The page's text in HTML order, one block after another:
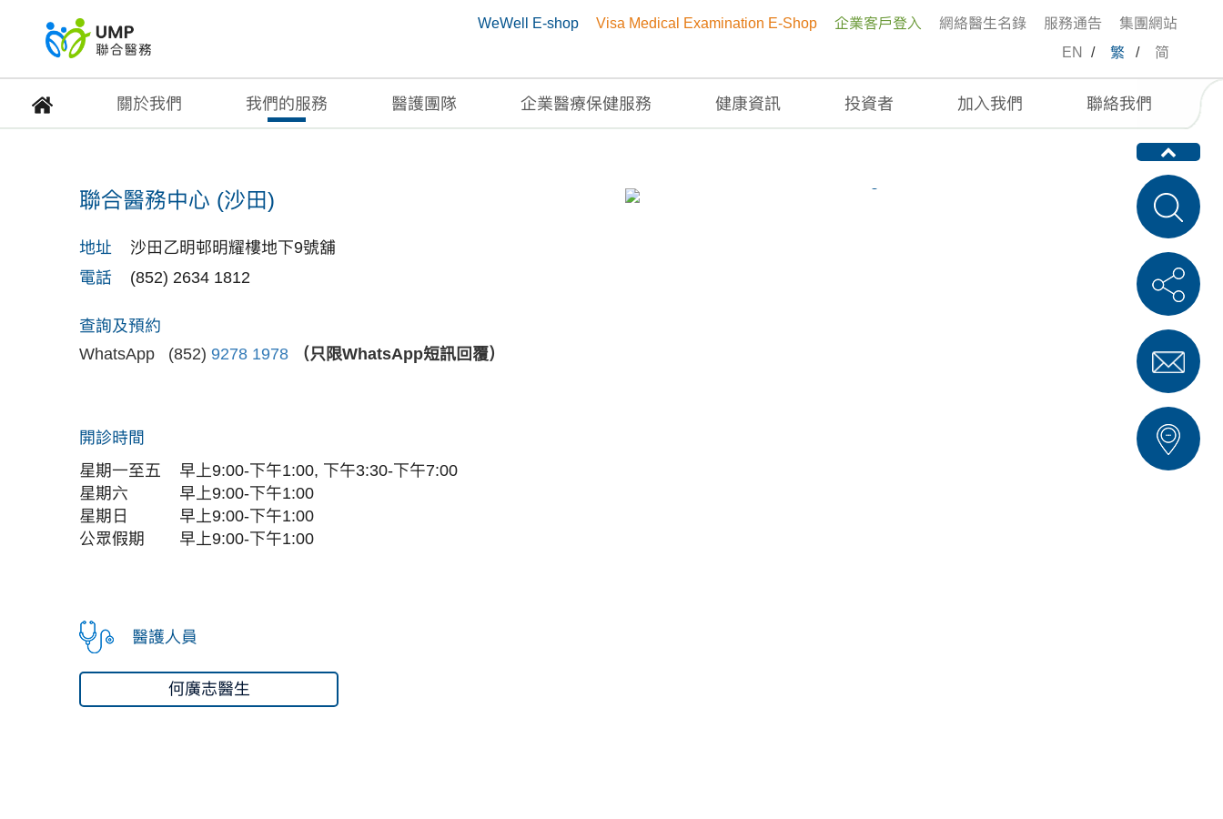
WeWell E-shop Visa Medical Examination E-Shop 企業客戶登入 網絡醫生名錄 服務通告
集團網站
EN
/ 繁 / 简
關於我們 我們的服務 醫護團隊 企業醫療保健服務 健康資訊 投資者 加入我們 聯絡我們
聯合醫務中心 (沙田)
聯合醫務中心 (沙田)
地址
沙田乙明邨明耀樓地下9號舖
電話
(852) 2634 1812
查詢及預約
WhatsApp (852) 9278 1978 （只限WhatsApp短訊回覆）
開診時間
星期一至五
早上9:00-下午1:00, 下午3:30-下午7:00
星期六
早上9:00-下午1:00
星期日
早上9:00-下午1:00
公眾假期
早上9:00-下午1:00
醫護人員
何廣志醫生